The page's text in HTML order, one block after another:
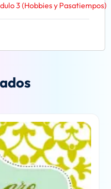
3 (Hobbies y Pasatiempos)